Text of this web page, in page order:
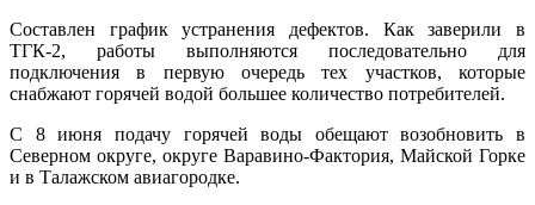
Составлен график устранения дефектов. Как заверили в
ТГК-2, работы выполняются последовательно для
подключения в первую очередь тех участков, которые
снабжают горячей водой большее количество потребителей.
С 8 июня подачу горячей воды обещают возобновить в
Северном округе, округе Варавино-Фактория, Майской Горке
и в Талажском авиагородке.